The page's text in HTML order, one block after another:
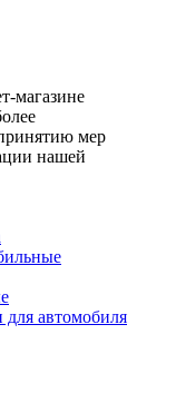
магазине
мер
нашей
для автомобиля